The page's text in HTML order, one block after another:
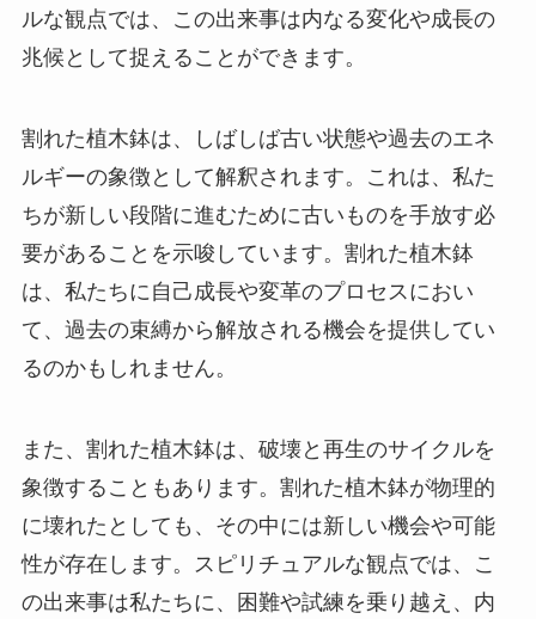
ルな観点では、この出来事は内なる変化や成長の
兆候として捉えることができます。
割れた植木鉢は、しばしば古い状態や過去のエネ
ルギーの象徴として解釈されます。これは、私た
ちが新しい段階に進むために古いものを手放す必
要があることを示唆しています。割れた植木鉢
は、私たちに自己成長や変革のプロセスにおい
て、過去の束縛から解放される機会を提供してい
るのかもしれません。
また、割れた植木鉢は、破壊と再生のサイクルを
象徴することもあります。割れた植木鉢が物理的
に壊れたとしても、その中には新しい機会や可能
性が存在します。スピリチュアルな観点では、こ
の出来事は私たちに、困難や試練を乗り越え、内